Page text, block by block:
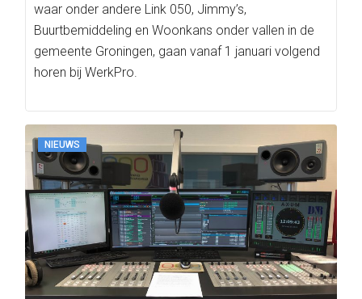
waar onder andere Link 050, Jimmy’s,
Buurtbemiddeling en Woonkans onder vallen in de
gemeente Groningen, gaan vanaf 1 januari volgend
horen bij WerkPro.
NIEUWS